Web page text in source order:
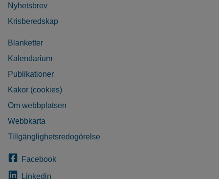
Nyhetsbrev
Krisberedskap
Blanketter
Kalendarium
Publikationer
Kakor (cookies)
Om webbplatsen
Webbkarta
Tillgänglighetsredogörelse
Facebook
Linkedin